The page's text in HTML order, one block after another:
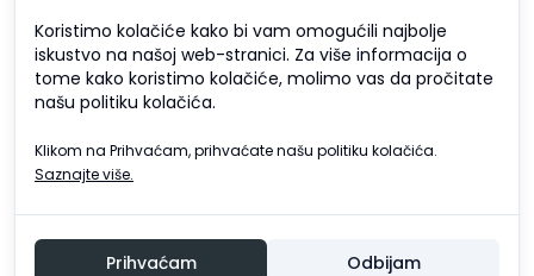
Koristimo kolačiće kako bi vam omogućili najbolje
iskustvo na našoj web-stranici. Za više informacija o
tome kako koristimo kolačiće, molimo vas da pročitate
našu politiku kolačića.
Klikom na Prihvaćam, prihvaćate našu politiku kolačića.
Saznajte više.
Prihvaćam Odbijam